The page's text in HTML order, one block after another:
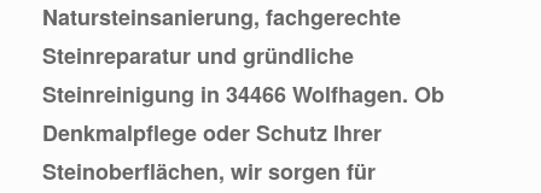
Natursteinsanierung, fachgerechte
Steinreparatur und gründliche
Steinreinigung in 34466 Wolfhagen. Ob
Denkmalpflege oder Schutz Ihrer
Steinoberflächen, wir sorgen für